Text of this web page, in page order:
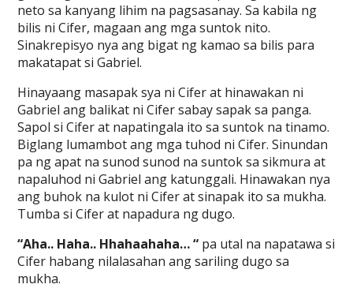
neto sa kanyang lihim na pagsasanay. Sa kabila ng
bilis ni Cifer, magaan ang mga suntok nito.
Sinakrepisyo nya ang bigat ng kamao sa bilis para
makatapat si Gabriel.
Hinayaang masapak sya ni Cifer at hinawakan ni
Gabriel ang balikat ni Cifer sabay sapak sa panga.
Sapol si Cifer at napatingala ito sa suntok na tinamo.
Biglang lumambot ang mga tuhod ni Cifer. Sinundan
pa ng apat na sunod sunod na suntok sa sikmura at
napaluhod ni Gabriel ang katunggali. Hinawakan nya
ang buhok na kulot ni Cifer at sinapak ito sa mukha.
Tumba si Cifer at napadura ng dugo.
“Aha.. Haha.. Hhahaahaha… “ pa utal na napatawa si
Cifer habang nilalasahan ang sariling dugo sa
mukha.